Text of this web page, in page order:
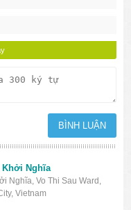
Khởi Nghĩa
Nghĩa, Vo Thi Sau Ward,
Vietnam